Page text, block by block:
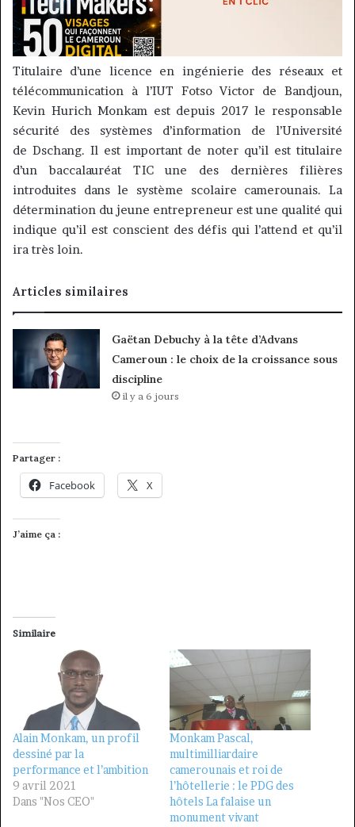
Titulaire d’une licence en ingénierie des réseaux et
télécommunication à l’IUT FotsoVictor de Bandjoun,
Kevin Hurich Monkam est depuis 2017 le responsable
sécurité des systèmes d’information de l’Université
de Dschang. Il est important de noter qu’il est titulaire
d’un baccalauréat TIC une des dernières filières
introduites dans le système scolaire camerounais. La
détermination du jeune entrepreneur est une qualité qui
indique qu’il est conscient des défis qui l’attend et qu’il
ira très loin.
Articles similaires
Gaëtan Debuchy à la tête d’Advans
Cameroun : le choix de la croissance sous
discipline
il y a 6 jours
Partager :
Facebook X
J’aime ça :
Similaire
Alain Monkam, un profil
dessiné par la
performance et l’ambition
9 avril 2021
Dans "Nos CEO"
Monkam Pascal,
multimilliardaire
camerounais et roi de
l’hôtellerie : le PDG des
hôtels La falaise un
monument vivant